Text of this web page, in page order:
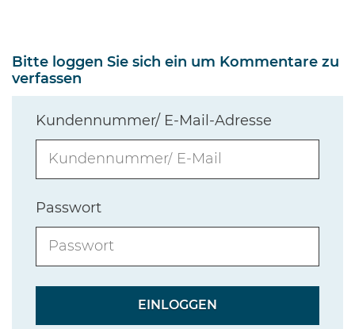
Bitte loggen Sie sich ein um Kommentare zu
verfassen
Kundennummer/ E-Mail-Adresse
Passwort